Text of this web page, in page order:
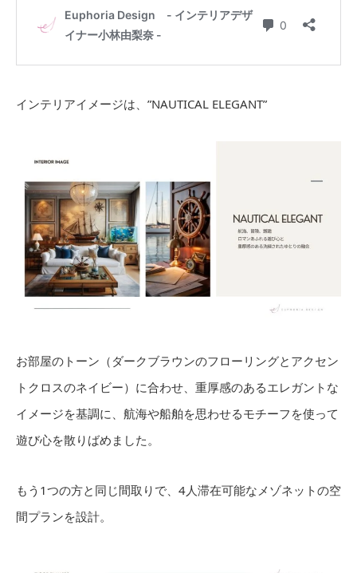
インテリアイメージは、”NAUTICAL ELEGANT”
お部屋のトーン（ダークブラウンのフローリングとアクセン
トクロスのネイビー）に合わせ、重厚感のあるエレガントな
イメージを基調に、航海や船舶を思わせるモチーフを使って
遊び心を散りばめました。
もう1つの方と同じ間取りで、4人滞在可能なメゾネットの空
間プランを設計。